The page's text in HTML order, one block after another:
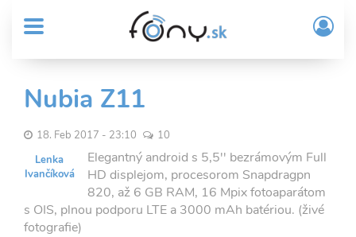
obsah
MENU
Sub
Header
menu
User
account
menu
/
Nubia Z11
18. Feb 2017 - 23:10
10
Lenka
Ivančíková
Elegantný android s 5,5'' bezrámovým Full
HD displejom, procesorom Snapdragpn
820, až 6 GB RAM, 16 Mpix fotoaparátom
s OIS, plnou podporu LTE a 3000 mAh batériou. (živé
fotografie)